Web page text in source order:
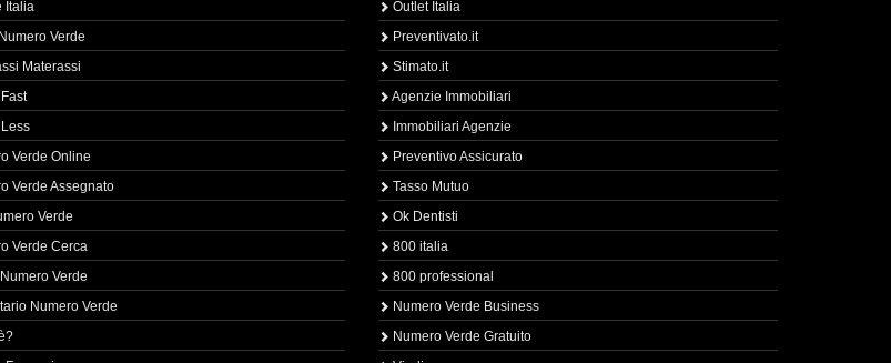
Italia
Verde
Materassi
Verde Online
Verde Assegnato
Verde
Verde Cerca
Verde
Numero Verde
Outlet Italia
Preventivato.it
Stimato.it
Agenzie Immobiliari
Immobiliari Agenzie
Preventivo Assicurato
Tasso Mutuo
Ok Dentisti
800 italia
800 professional
Numero Verde Business
Numero Verde Gratuito